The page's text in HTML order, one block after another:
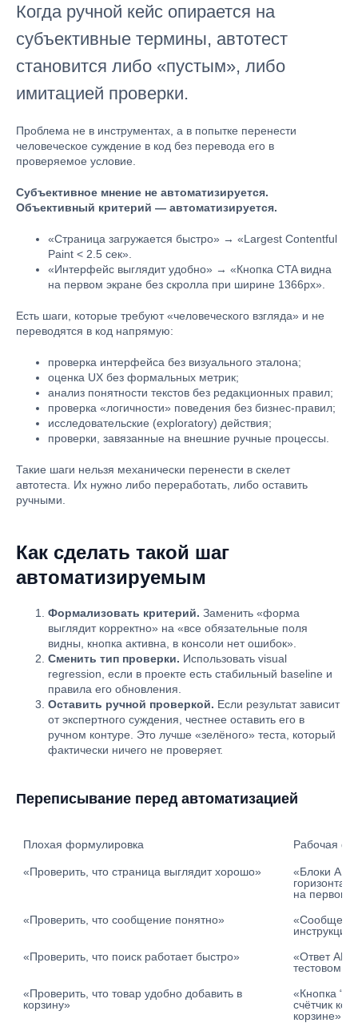
Когда ручной кейс опирается на
субъективные термины, автотест
становится либо «пустым», либо
имитацией проверки.
Проблема не в инструментах, а в попытке перенести
человеческое суждение в код без перевода его в
проверяемое условие.
Субъективное мнение не автоматизируется.
Объективный критерий — автоматизируется.
«Страница загружается быстро» → «Largest Contentful
Paint < 2.5 сек».
«Интерфейс выглядит удобно» → «Кнопка CTA видна
на первом экране без скролла при ширине 1366px».
Есть шаги, которые требуют «человеческого взгляда» и не
переводятся в код напрямую:
проверка интерфейса без визуального эталона;
оценка UX без формальных метрик;
анализ понятности текстов без редакционных правил;
проверка «логичности» поведения без бизнес-правил;
исследовательские (exploratory) действия;
проверки, завязанные на внешние ручные процессы.
Такие шаги нельзя механически перенести в скелет
автотеста. Их нужно либо переработать, либо оставить
ручными.
Как сделать такой шаг
автоматизируемым
Формализовать критерий. Заменить «форма
выглядит корректно» на «все обязательные поля
видны, кнопка активна, в консоли нет ошибок».
Сменить тип проверки. Использовать visual
regression, если в проекте есть стабильный baseline и
правила его обновления.
Оставить ручной проверкой. Если результат зависит
от экспертного суждения, честнее оставить его в
ручном контуре. Это лучше «зелёного» теста, который
фактически ничего не проверяет.
Переписывание перед автоматизацией
Плохая формулировка Рабочая
«Проверить, что страница выглядит хорошо»
«Блоки A,
на первом
«Проверить, что сообщение понятно»
«Проверить, что поиск работает быстро»
«Ответ API
тестовом
«Проверить, что товар удобно добавить в
корзину»
«Кнопка “В
счётчик
корзине»